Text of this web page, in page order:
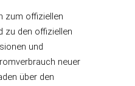
zum offiziellen
zu den offiziellen
und
neuer
über den